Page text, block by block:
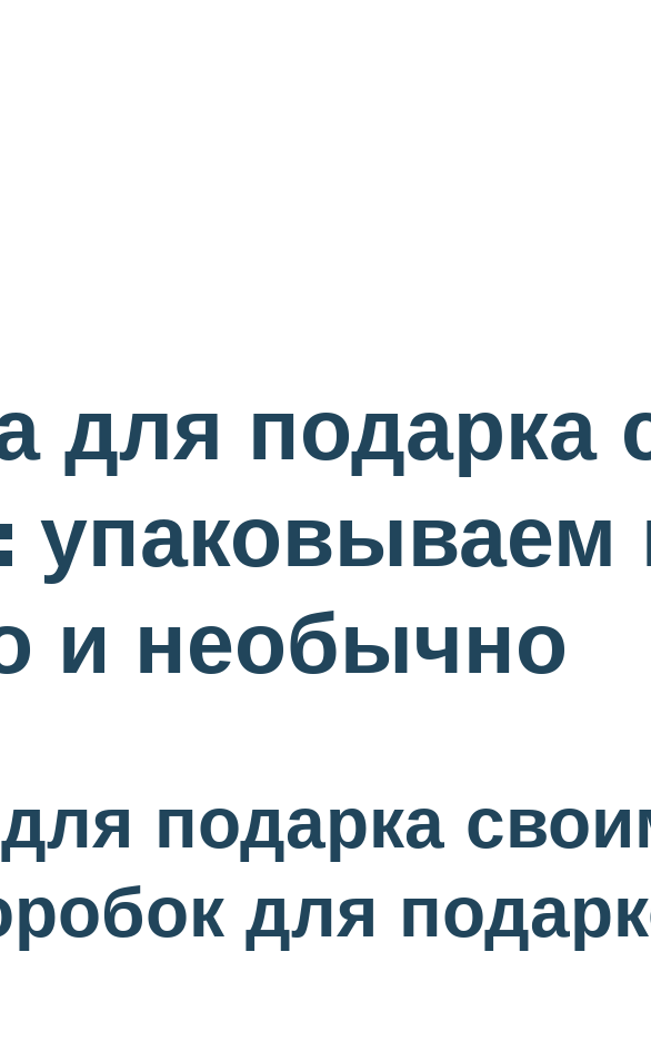
для подарка
упаковываем
и необычно
подарка
для